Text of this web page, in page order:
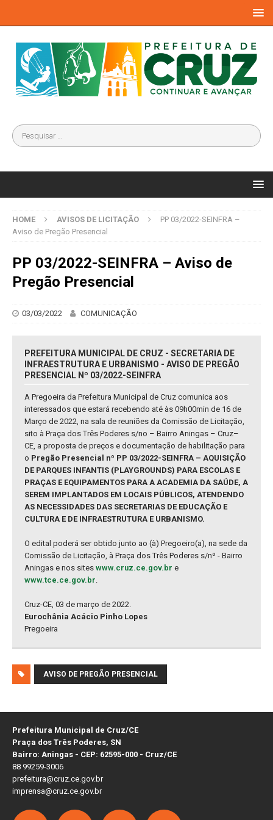
HOME AVISOS DE LICITAÇÃO
PP 03/2022-SEINFRA –
Aviso de Pregão Presencial
PP 03/2022-SEINFRA – Aviso de
Pregão Presencial
03/03/2022 COMUNICAÇÃO
PREFEITURA MUNICIPAL DE CRUZ - SECRETARIA DE
INFRAESTRUTURA E URBANISMO - AVISO DE PREGÃO
PRESENCIAL Nº 03/2022-SEINFRA
A Pregoeira da Prefeitura Municipal de Cruz comunica aos
interessados que estará recebendo até às 09h00min de 16 de
Março de 2022, na sala de reuniões da Comissão de Licitação,
sito à Praça dos Três Poderes s/no – Bairro Aningas – Cruz–
CE, a proposta de preços e documentação de habilitação para
o Pregão Presencial nº PP 03/2022-SEINFRA – AQUISIÇÃO
DE PARQUES INFANTIS (PLAYGROUNDS) PARA ESCOLAS E
PRAÇAS E EQUIPAMENTOS PARA A ACADEMIA DA SAÚDE, A
SEREM IMPLANTADOS EM LOCAIS PÚBLICOS, ATENDENDO
AS NECESSIDADES DAS SECRETARIAS DE EDUCAÇÃO E
CULTURA E DE INFRAESTRUTURA E URBANISMO.
O edital poderá ser obtido junto ao (à) Pregoeiro(a), na sede da
Comissão de Licitação, à Praça dos Três Poderes s/nº - Bairro
Aningas e nos sites www.cruz.ce.gov.br e
www.tce.ce.gov.br.
Cruz-CE, 03 de março de 2022.
Eurochânia Acácio Pinho Lopes
Pregoeira
AVISO DE PREGÃO PRESENCIAL
Prefeitura Municipal de Cruz/CE
Praça dos Três Poderes, SN
Bairro: Aningas - CEP: 62595-000 - Cruz/CE
88 99259-3006
prefeitura@cruz.ce.gov.br
imprensa@cruz.ce.gov.br